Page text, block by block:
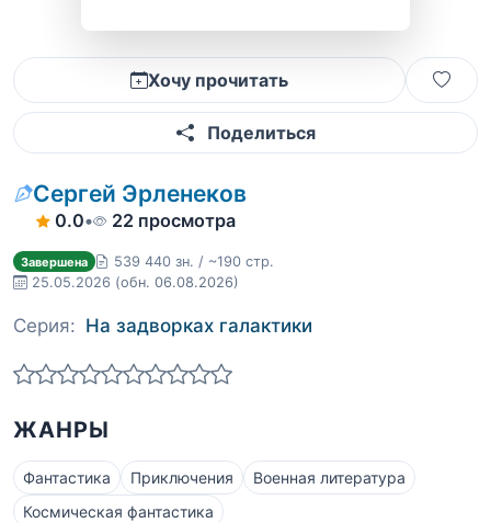
Хочу прочитать
Поделиться
Сергей Эрленеков
0.0• 22 просмотра
Завершена
539 440 зн. / ~190 стр.
25.05.2026 (обн. 06.08.2026)
Серия: На задворках галактики
ЖАНРЫ
Фантастика Приключения
Военная литература
Космическая фантастика